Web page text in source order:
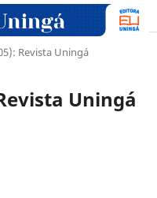
Revista Uningá
Uningá